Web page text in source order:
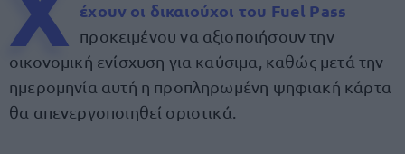
έχουν οι δικαιούχοι του Fuel Pass
προκειμένου να αξιοποιήσουν την
οικονομική ενίσχυση για καύσιμα, καθώς μετά την
ημερομηνία αυτή η προπληρωμένη ψηφιακή κάρτα
θα απενεργοποιηθεί οριστικά.